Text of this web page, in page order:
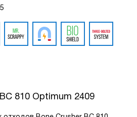
BC 810 Optimum 2409